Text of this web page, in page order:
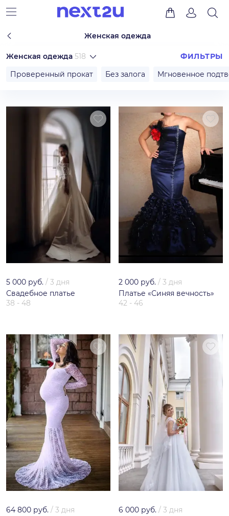
Женская одежда
Женская одежда 518
ФИЛЬТРЫ
Проверенный прокат
Без залога Мгновенное
5 000 руб. / 3 дня
Свадебное платье
38 - 48
2 000 руб. / 3 дня
Платье «Синяя вечность»
42 - 46
64 800 руб. / 3 дня
6 000 руб. / 3 дня